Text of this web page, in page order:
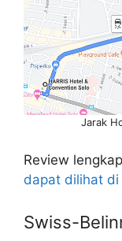
Jarak
Review
dapat dilihat
Swiss-